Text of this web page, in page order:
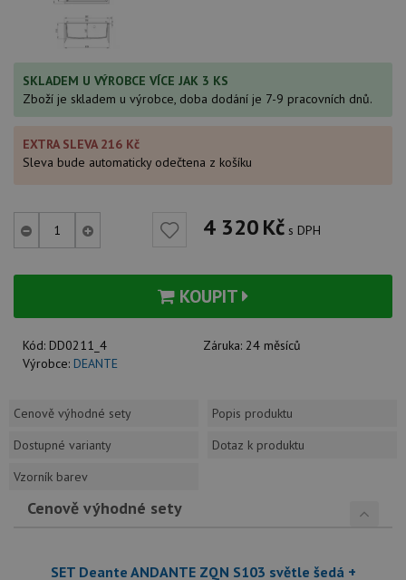
SKLADEM U VÝROBCE VÍCE JAK 3 KS
Zboží je skladem u výrobce, doba dodání je 7-9 pracovních dnů.
EXTRA SLEVA 216 Kč
Sleva bude automaticky odečtena z košíku
4 320Kč s DPH
KOUPIT
Kód: DD0211_4 Záruka: 24 měsíců
Výrobce: DEANTE
Cenově výhodné sety
Popis produktu
Dostupné varianty
Dotaz k produktu
Vzorník barev
Cenově výhodné sety
SET Deante ANDANTE ZQN S103 světle šedá +